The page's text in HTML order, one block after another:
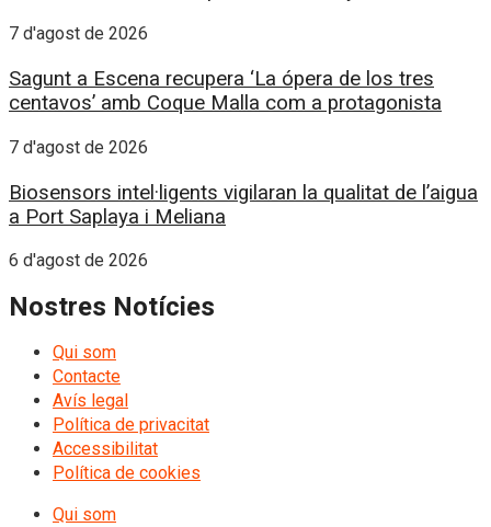
7 d'agost de 2026
Sagunt a Escena recupera ‘La ópera de los tres
centavos’ amb Coque Malla com a protagonista
7 d'agost de 2026
Biosensors intel·ligents vigilaran la qualitat de l’aigua
a Port Saplaya i Meliana
6 d'agost de 2026
Nostres Notícies
Qui som
Contacte
Avís legal
Política de privacitat
Accessibilitat
Política de cookies
Qui som